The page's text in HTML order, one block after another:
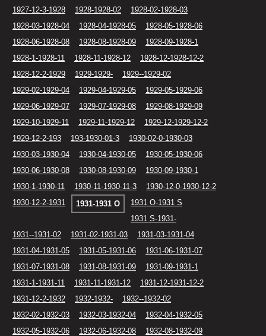
1927-12-3-1928 1928-1928-02
1928-02-1928-03
1928-03-1928-04
1928-04-1928-05
1928-05-1928-06
1928-06-1928-08
1928-08-1928-09
1928-09-1928-1
1928-1-1928-11
1928-11-1928-12
1928-12-1928-12-2
1928-12-2-1929
1929-1929-
1929--1929-02
1929-02-1929-04
1929-04-1929-05
1929-05-1929-06
1929-06-1929-07
1929-07-1929-08
1929-08-1929-09
1929-10-1929-11
1929-11-1929-12
1929-12-1929-12-2
1929-12-2-193
193-1930-01-3
1930-02-0-1930-03
1930-03-1930-04
1930-04-1930-05
1930-05-1930-06
1930-06-1930-08
1930-08-1930-09
1930-09-1930-1
1930-1-1930-11
1930-11-1930-11-3
1930-12-0-1930-12-2
1930-12-2-1931
1931-1931 O
1931 O-1931 S
1931 S-1931-
1931--1931-02
1931-02-1931-03
1931-03-1931-04
1931-04-1931-05
1931-05-1931-06
1931-06-1931-07
1931-07-1931-08
1931-08-1931-09
1931-09-1931-1
1931-1-1931-11
1931-11-1931-12
1931-12-1931-12-2
1931-12-2-1932
1932-1932-
1932--1932-02
1932-02-1932-03
1932-03-1932-04
1932-04-1932-05
1932-05-1932-06
1932-06-1932-08
1932-08-1932-09